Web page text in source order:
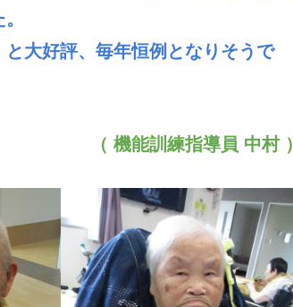
大好評、毎年恒例となりそうで
（ 機能訓練指導員 中村 ）